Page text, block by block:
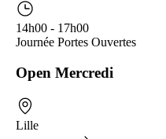
14h00 - 17h00
Journée Portes Ouvertes
Open Mercredi
Lille